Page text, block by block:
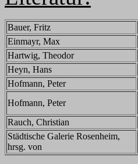
Bauer, Fritz
Einmayr, Max
Hartwig, Theodor
Heyn, Hans
Hofmann, Peter
Hofmann, Peter
Rauch, Christian
Städtische Galerie Rosenheim,
hrsg. von